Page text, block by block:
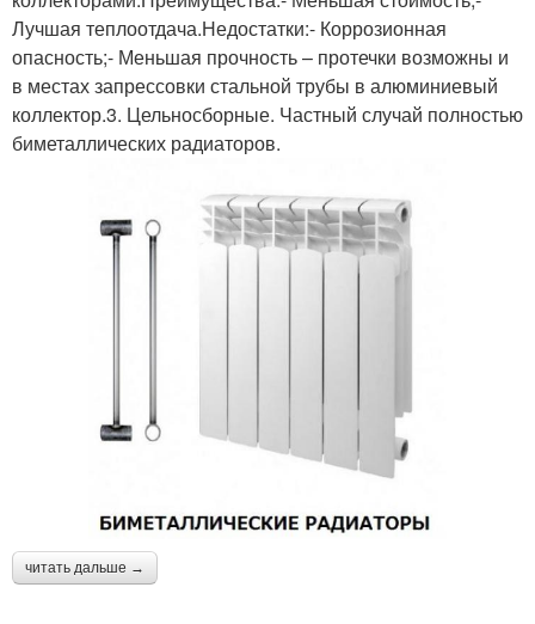
Лучшая теплоотдача.Недостатки:- Коррозионная
опасность;- Меньшая прочность – протечки возможны и
в местах запрессовки стальной трубы в алюминиевый
коллектор.3. Цельносборные. Частный случай полностью
биметаллических радиаторов.
читать дальше →